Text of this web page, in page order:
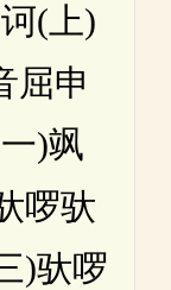
(上)
屈申
)飒
啰驮
)驮啰